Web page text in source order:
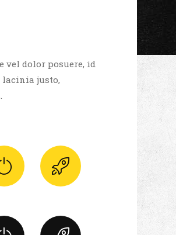
vel dolor posuere, id
lacinia justo,